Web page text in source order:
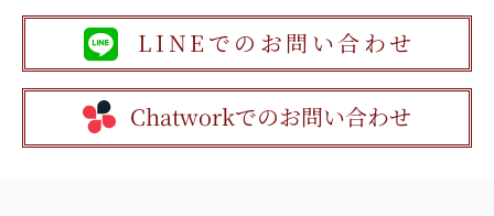
LINEでのお問い合わせ
Chatworkでのお問い合わせ